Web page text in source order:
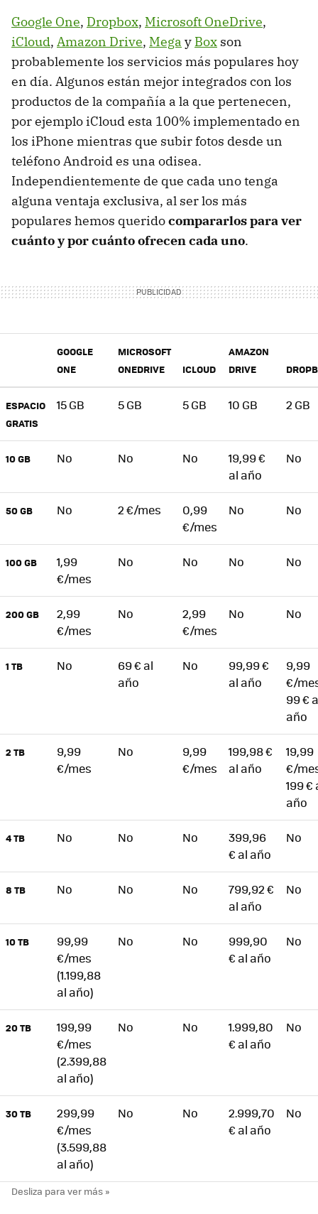
Google One, Dropbox, Microsoft OneDrive,
iCloud, Amazon Drive, Mega y Box son
probablemente los servicios más populares hoy
en día. Algunos están mejor integrados con los
productos de la compañía a la que pertenecen,
por ejemplo iCloud esta 100% implementado en
los iPhone mientras que subir fotos desde un
teléfono Android es una odisea.
Independientemente de que cada uno tenga
alguna ventaja exclusiva, al ser los más
populares hemos queridocompararlos para ver
cuánto y por cuánto ofrecen cada uno.
GOOGLE
ONE
MICROSOFT
ONEDRIVE
ICLOUD
AMAZON
DRIVE
ESPACIO
GRATIS
15 GB 5 GB 5 GB 10 GB 2 GB
10 GB No No No
19,99 €
al año
No
50 GB No 2 €/mes
0,99
€/mes
No No
100 GB
1,99
€/mes
No No No No
200 GB
2,99
€/mes
No
2,99
€/mes
No No
1 TB No
69 € al
año
No
99,99 €
al año
9,99
€/
99 €
año
2 TB
9,99
€/mes
No
9,99
€/mes
199,98 €
al año
19,99
€/
199 €
año
4 TB No No No
399,96
€ al año
No
8 TB No No No
799,92 €
al año
No
10 TB
99,99
€/mes
(1.199,88
al año)
No No
999,90
€ al año
No
20 TB
199,99
€/mes
(2.399,88
al año)
No No
1.999,80
€ al año
No
30 TB
299,99
€/mes
(3.599,88
al año)
No No
2.999,70
€ al año
No